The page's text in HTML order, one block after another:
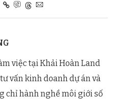
việc tại Khải Hoàn Land
tư vấn kinh doanh dự án và
chỉ hành nghề môi giới số